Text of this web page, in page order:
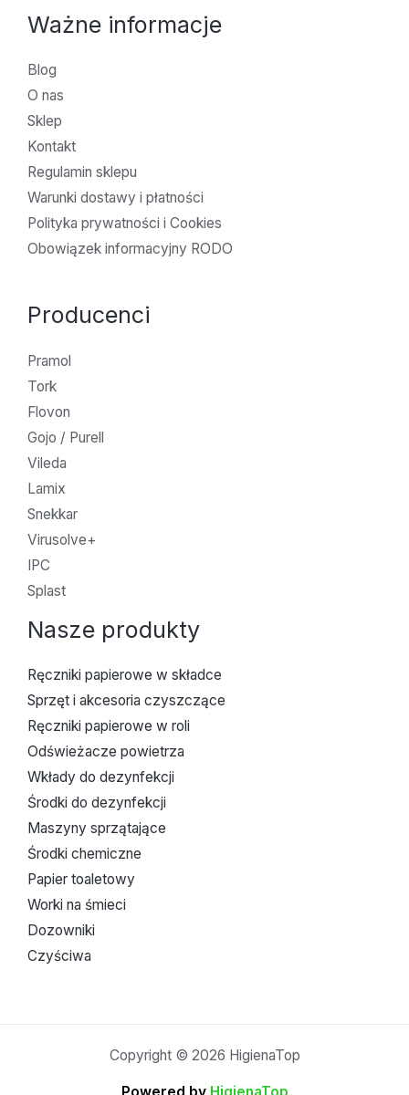
Ważne informacje
Blog
O nas
Sklep
Kontakt
Regulamin sklepu
Warunki dostawy i płatności
Polityka prywatności i Cookies
Obowiązek informacyjny RODO
Producenci
Pramol
Tork
Flovon
Gojo / Purell
Vileda
Lamix
Snekkar
Virusolve+
IPC
Splast
Nasze produkty
Ręczniki papierowe w składce
Sprzęt i akcesoria czyszczące
Ręczniki papierowe w roli
Odświeżacze powietrza
Wkłady do dezynfekcji
Środki do dezynfekcji
Maszyny sprzątające
Środki chemiczne
Papier toaletowy
Worki na śmieci
Dozowniki
Czyściwa
Copyright © 2026 HigienaTop